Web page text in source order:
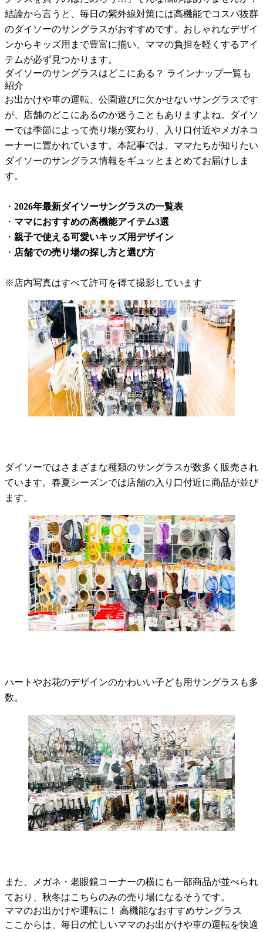
結論から言うと、毎日の紫外線対策には高機能でコスパ抜群
のダイソーのサングラスがおすすめです。おしゃれなデザイ
ンからキッズ用まで豊富に揃い、ママの負担を軽くするアイ
テムが必ず見つかります。
ダイソーのサングラスはどこにある？ ラインナップ一覧も
紹介
お出かけや車の運転、公園遊びに欠かせないサングラスです
が、店舗のどこにあるのか迷うこともありますよね。ダイソ
ーでは季節によって売り場が変わり、入り口付近やメガネコ
ーナーに置かれています。本記事では、ママたちが知りたい
ダイソーのサングラス情報をギュッとまとめてお届けしま
す。
・ 2026年最新ダイソーサングラスの一覧表
・ ママにおすすめの高機能アイテム3選
・ 親子で使える可愛いキッズ用デザイン
・ 店舗での売り場の探し方と選び方
※店内写真はすべて許可を得て撮影しています
ダイソーではさまざまな種類のサングラスが数多く販売され
ています。春夏シーズンでは店舗の入り口付近に商品が並び
ます。
ハートやお花のデザインのかわいい子ども用サングラスも多
数。
また、メガネ・老眼鏡コーナーの横にも一部商品が並べられ
ており、秋冬はこちらのみの売り場になるそうです。
ママのお出かけや運転に！ 高機能なおすすめサングラス
ここからは、毎日の忙しいママのお出かけや車の運転を快適